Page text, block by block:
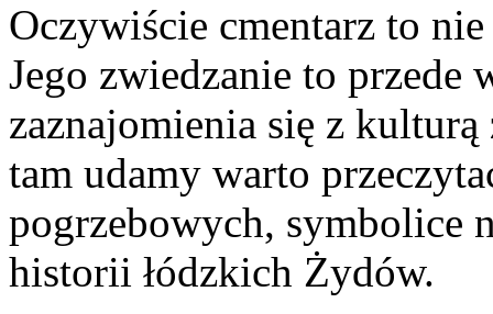
Oczywiście cmentarz to
Jego zwiedzanie to przede
zaznajomienia się z
tam udamy warto
pogrzebowych, symbolice
historii łódzkich Żydów.